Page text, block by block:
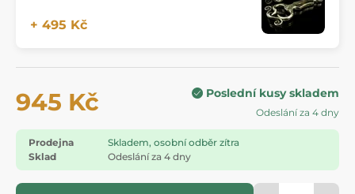
+ 495 Kč
945 Kč Poslední kusy skladem
Odeslání za 4 dny
Prodejna
Skladem, osobní odběr zítra
Sklad
Odeslání za 4 dny